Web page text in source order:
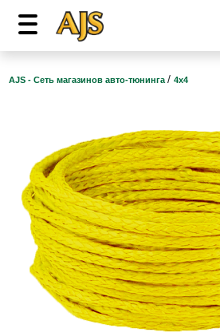
AJS - Сеть магазинов авто-тюнинга / 4х4